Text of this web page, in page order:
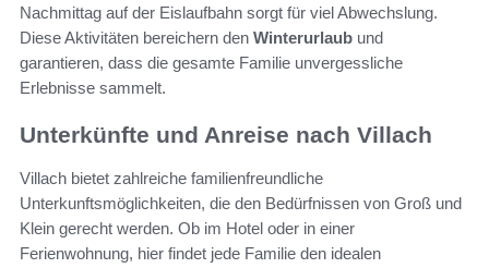
Nachmittag auf der Eislaufbahn sorgt für viel Abwechslung.
Diese Aktivitäten bereichern den Winterurlaub und
garantieren, dass die gesamte Familie unvergessliche
Erlebnisse sammelt.
Unterkünfte und Anreise nach Villach
Villach bietet zahlreiche familienfreundliche
Unterkunftsmöglichkeiten, die den Bedürfnissen von Groß und
Klein gerecht werden. Ob im Hotel oder in einer
Ferienwohnung, hier findet jede Familie den idealen